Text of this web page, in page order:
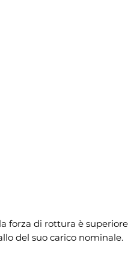
forza di rottura è superiore
del suo carico nominale.